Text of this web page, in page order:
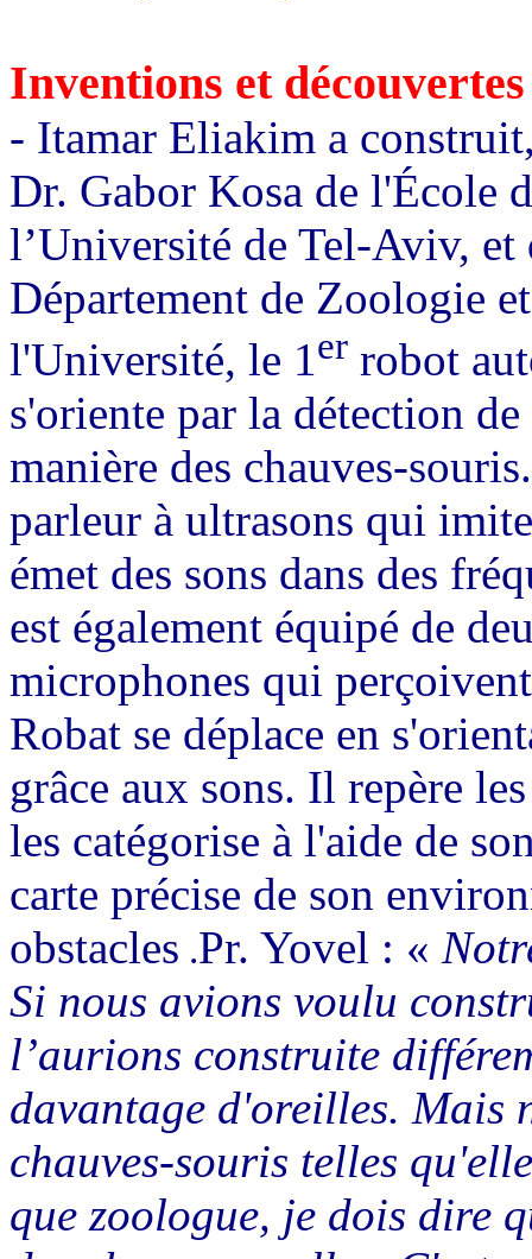
Inventions et découvertes
- Itamar Eliakim a
Dr. Gabor Kosa de l'École
l’Université de Tel-Aviv,
Département de Zoologie
l'Université, le 1er robot
s'oriente par la détection
manière des chauves-
parleur à ultrasons qui
émet des sons dans des
est également équipé de
microphones qui
Robat se déplace en
grâce aux sons. Il repère
les catégorise à l'aide de
carte précise de son
obstacles .Pr. Yovel : «
Si nous avions voulu
l’aurions construite
davantage d'oreilles. Mais
chauves-souris telles
que zoologue, je dois dire